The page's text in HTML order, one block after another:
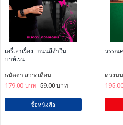
เอรี่เล่าเรื่อง...ถนนสีดำใน
บาห์เรน
ธนัดดา สว่างเดือน
179.00 บาท 59.00 บาท
ซื้อหนังสือ
วรรณ
ดวงม